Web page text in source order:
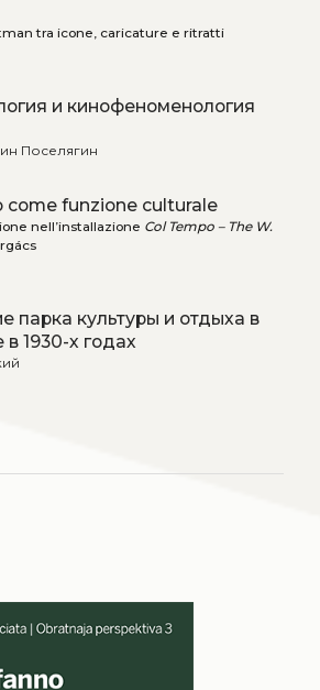
tra icone, caricature e ritratti
и кинофеноменология
Поселягин
come funzione culturale
nell’installazione Col Tempo – The W.
парка культуры и отдыха в
1930-х годах